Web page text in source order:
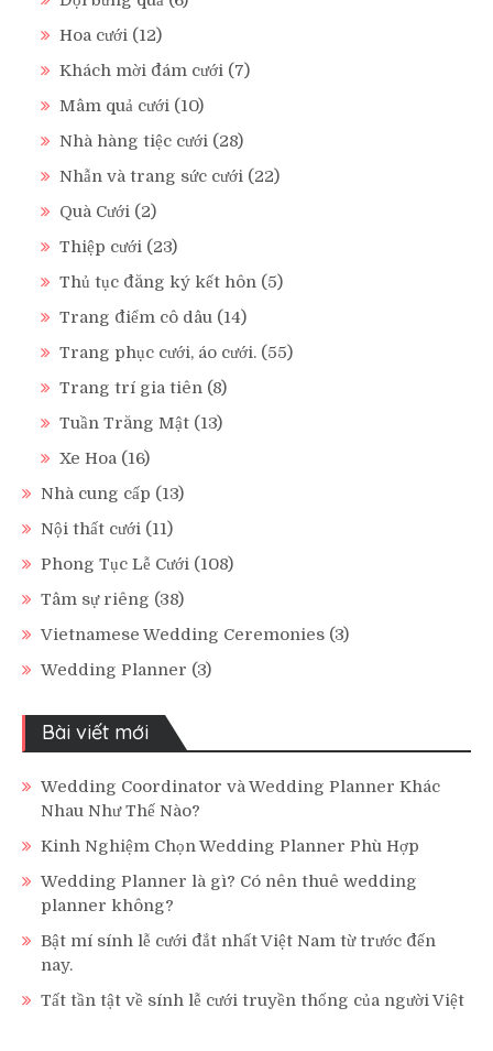
Hoa cưới (12)
Khách mời đám cưới (7)
Mâm quả cưới (10)
Nhà hàng tiệc cưới (28)
Nhẫn và trang sức cưới (22)
Quà Cưới (2)
Thiệp cưới (23)
Thủ tục đăng ký kết hôn (5)
Trang điểm cô dâu (14)
Trang phục cưới, áo cưới. (55)
Trang trí gia tiên (8)
Tuần Trăng Mật (13)
Xe Hoa (16)
Nhà cung cấp (13)
Nội thất cưới (11)
Phong Tục Lễ Cưới (108)
Tâm sự riêng (38)
Vietnamese Wedding Ceremonies (3)
Wedding Planner (3)
Bài viết mới
Wedding Coordinator và Wedding Planner Khác
Nhau Như Thế Nào?
Kinh Nghiệm Chọn Wedding Planner Phù Hợp
Wedding Planner là gì? Có nên thuê wedding
planner không?
Bật mí sính lễ cưới đắt nhất Việt Nam từ trước đến
nay.
Tất tần tật về sính lễ cưới truyền thống của người Việt